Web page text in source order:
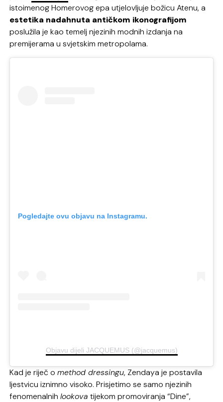
istoimenog Homerovog epa utjelovljuje božicu Atenu, a
estetika nadahnuta antičkom ikonografijom
poslužila je kao temelj njezinih modnih izdanja na
premijerama u svjetskim metropolama.
Pogledajte ovu objavu na Instagramu.
Objavu dijeli JACQUEMUS (@jacquemus)
Kad je riječ omethod dressingu, Zendaya je postavila
ljestvicu iznimno visoko. Prisjetimo se samo njezinih
fenomenalnihlookova tijekom promoviranja “Dine”,